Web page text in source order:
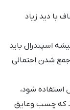
با دید زیاد
اسپندرال باید
جمع شدن احتمالی
استفاده شود،
که چسب وعایق